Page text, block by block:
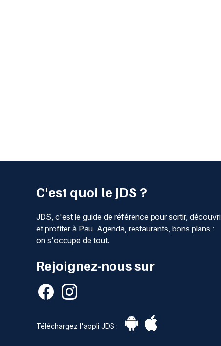
C'est quoi le JDS ?
JDS, c'est le guide de référence pour sortir,
et profiter à Pau. Agenda, restaurants, bons plans :
on s'occupe de tout.
Rejoignez-nous sur
Téléchargez l'appli JDS :